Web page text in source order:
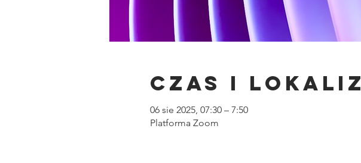
Czas i
06 sie 2025, 07:30 – 7:50
Platforma Zoom